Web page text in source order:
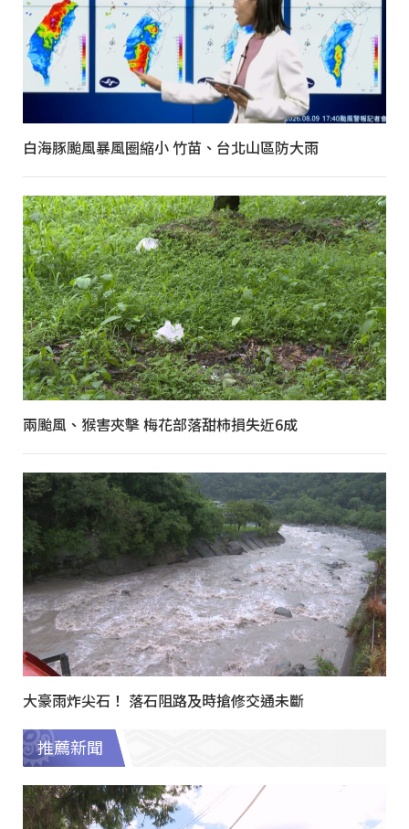
白海豚颱風暴風圈縮小 竹苗、台北山區防大雨
兩颱風、猴害夾擊 梅花部落甜柿損失近6成
大豪雨炸尖石！ 落石阻路及時搶修交通未斷
推薦新聞